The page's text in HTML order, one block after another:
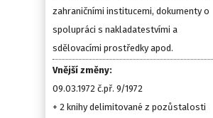
zahraničními institucemi, dokumenty o
spolupráci s nakladatestvími a
sdělovacími prostředky apod.
Vnější změny:
09.03.1972 č.př. 9/1972
+ 2 knihy delimitované z pozůstalosti